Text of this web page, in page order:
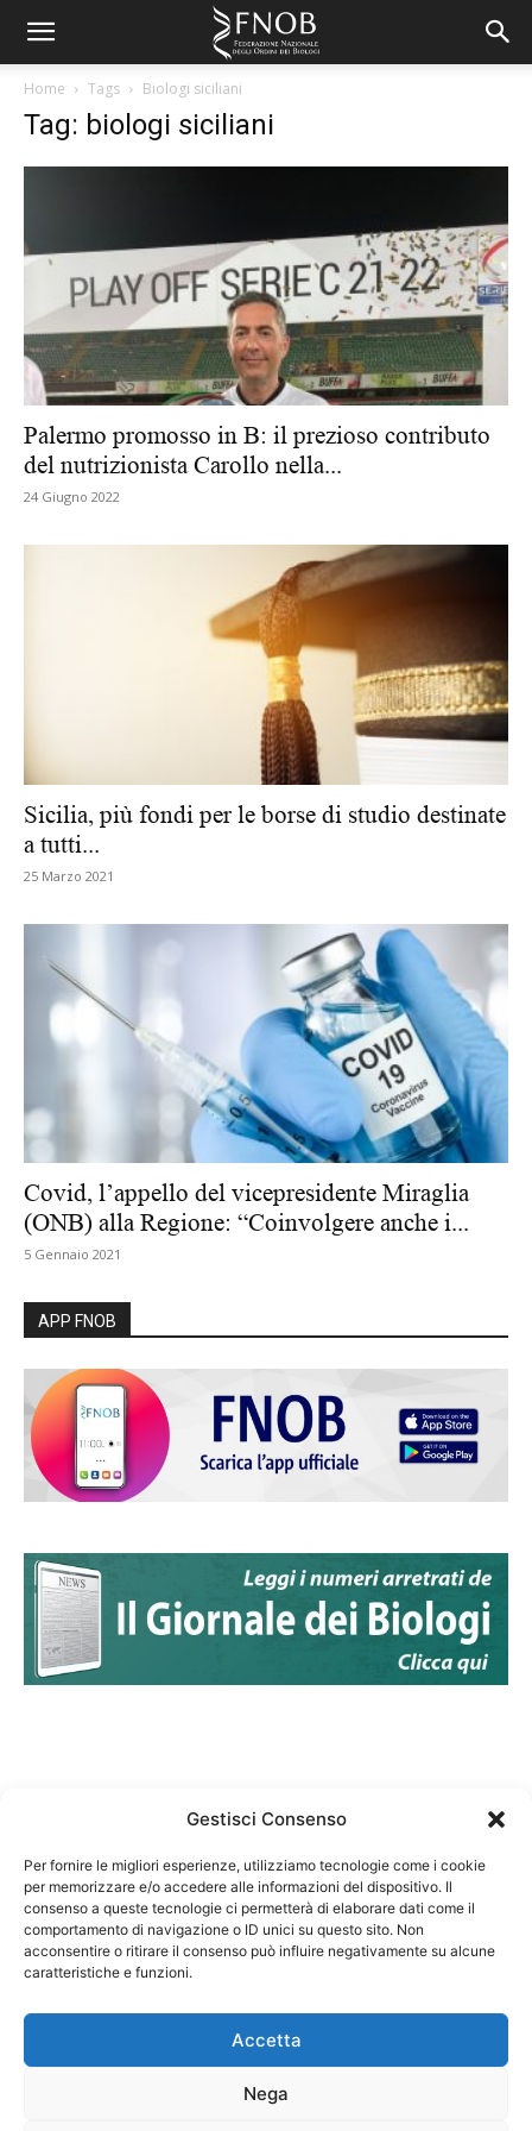
Gestisci Consenso
Per fornire le migliori esperienze, utilizziamo tecnologie come i cookie
per memorizzare e/o accedere alle informazioni del dispositivo. Il
consenso a queste tecnologie ci permetterà di elaborare dati come il
comportamento di navigazione o ID unici su questo sito. Non
acconsentire o ritirare il consenso può influire negativamente su alcune
caratteristiche e funzioni.
Accetta
Nega
Home Tags Biologi siciliani
Tag: biologi siciliani
Palermo promosso in B: il prezioso contributo
del nutrizionista Carollo nella...
24 Giugno 2022
Sicilia, più fondi per le borse di studio destinate
a tutti...
25 Marzo 2021
Covid, l’appello del vicepresidente Miraglia
(ONB) alla Regione: “Coinvolgere anche i...
5 Gennaio 2021
APP FNOB
Federazione Nazionale Degli Ordini dei Biologi:
codice fiscale 80069130583
Responsabile sito internet www.fnob.it: Vincenzo